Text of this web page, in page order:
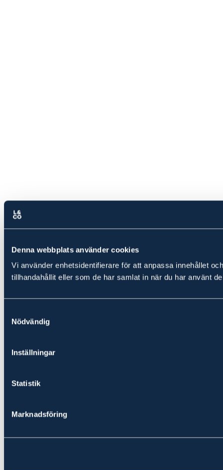
Denna webbplats använder cookies
Vi använder enhetsidentifierare för att anpassa innehållet
tillhandahållit eller som de har samlat in när du har använt
Nödvändig
Inställningar
Statistik
Marknadsföring